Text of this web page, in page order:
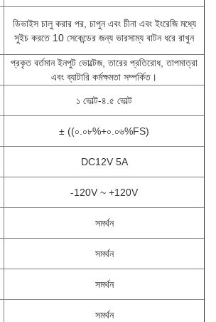
ডিভাইস চালু করার পর, চাপুন এবং চীনা এবং ইংরেজি মধ্যে
সুইচ করতে 10 সেকেন্ডের জন্য ভারসাম্য বাটন ধরে রাখুন
প্রকৃত বর্তমান ইনপুট ভোল্টেজ, তারের প্রতিরোধ, তাপমাত্রা
এবং ব্যাটারি কর্মক্ষমতা সম্পর্কিত।
১ ভোল্ট-৪.৫ ভোল্ট
± ((০.০৮%+০.০৬%FS)
DC12V 5A
-120V ~ +120V
সমর্থন
সমর্থন
সমর্থন
সমর্থন